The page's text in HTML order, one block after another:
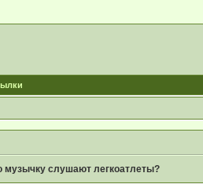
музычку слушают легкоатлеты?